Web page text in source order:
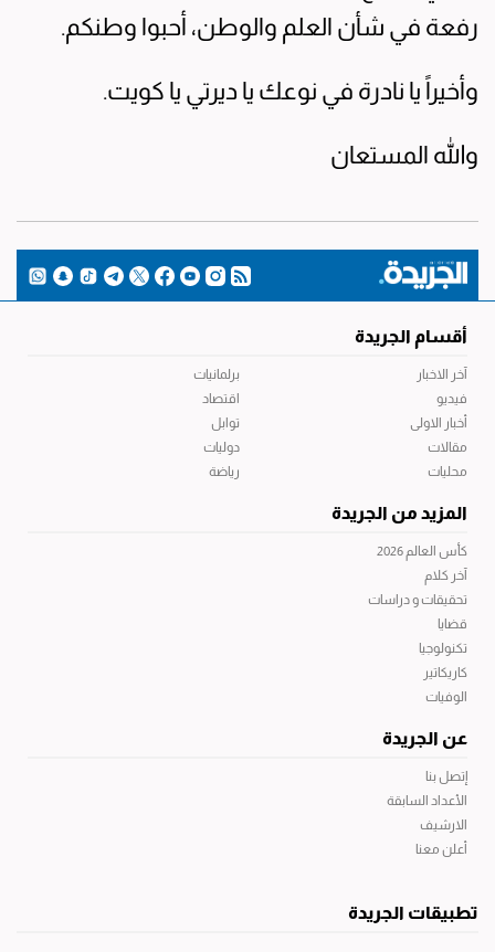
رفعة في شأن العلم والوطن، أحبوا وطنكم.
وأخيراً يا نادرة في نوعك يا ديرتي يا كويت.
والله المستعان
أقسام الجريدة
آخر الاخبار
فيديو
أخبار الاولى
مقالات
محليات
برلمانيات
اقتصاد
توابل
دوليات
رياضة
المزيد من الجريدة
كأس العالم 2026
آخر كلام
تحقيقات و دراسات
قضايا
تكنولوجيا
كاريكاتير
الوفيات
عن الجريدة
إتصل بنا
الأعداد السابقة
الارشيف
أعلن معنا
تطبيقات الجريدة